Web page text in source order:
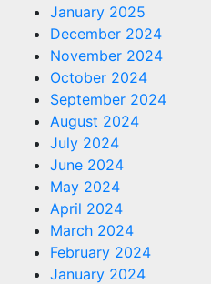
January 2025
December 2024
November 2024
October 2024
September 2024
August 2024
July 2024
June 2024
May 2024
April 2024
March 2024
February 2024
January 2024